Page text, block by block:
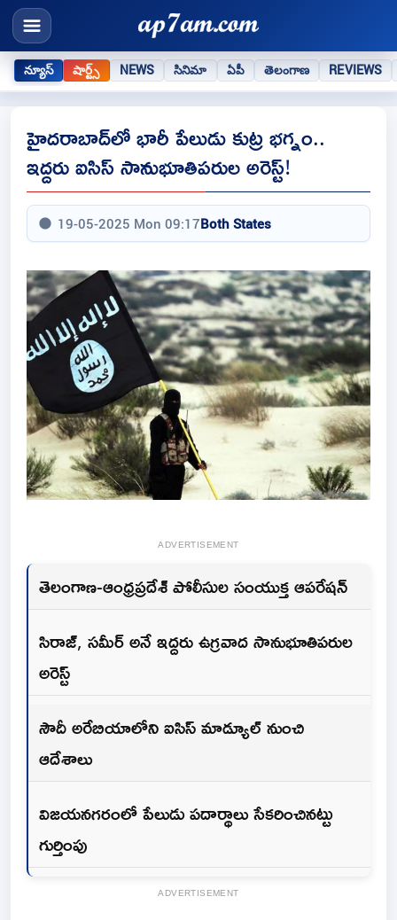
న్యూస్ షార్ట్స్ NEWS సినిమా ఏపీ తెలంగాణ REVIEWS
హైదరాబాద్‌లో భారీ పేలుడు కుట్ర భగ్నం..
ఇద్దరు ఐసిస్ సానుభూతిపరుల అరెస్ట్!
19-05-2025 Mon 09:17Both States
ADVERTISEMENT
తెలంగాణ-ఆంధ్రప్రదేశ్ పోలీసుల సంయుక్త ఆపరేషన్
సిరాజ్, సమీర్ అనే ఇద్దరు ఉగ్రవాద సానుభూతిపరుల
అరెస్ట్
సౌదీ అరేబియాలోని ఐసిస్ మాడ్యూల్ నుంచి
ఆదేశాలు
విజయనగరంలో పేలుడు పదార్థాలు సేకరించినట్టు
గుర్తింపు
ADVERTISEMENT